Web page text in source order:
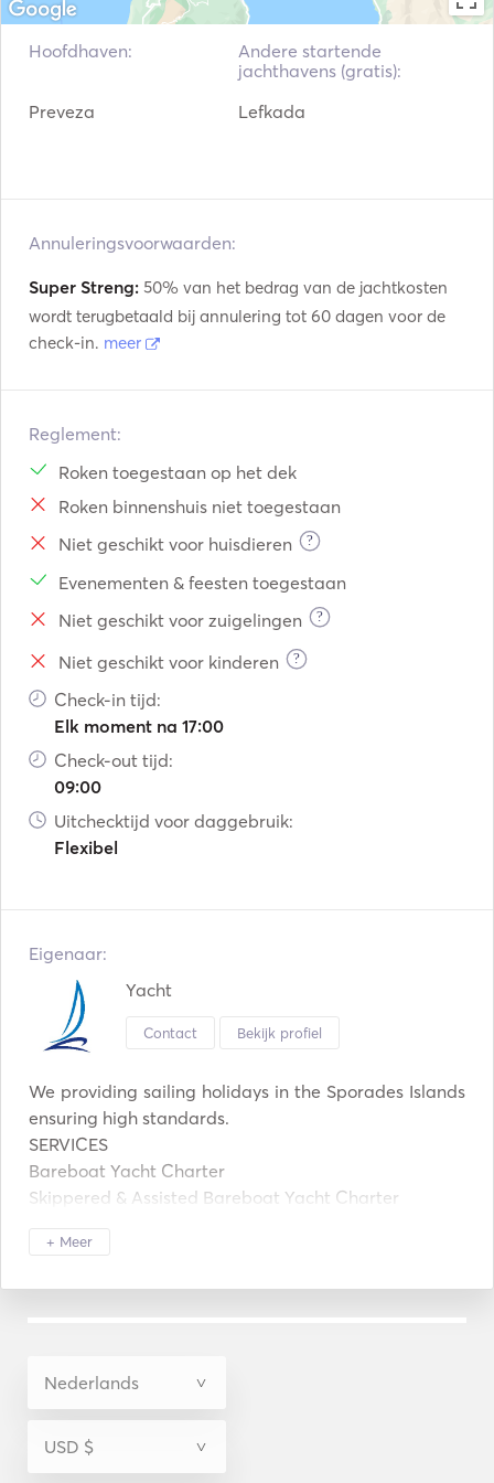
Hoofdhaven:
Preveza
Andere startende
jachthavens (gratis):
Lefkada
Annuleringsvoorwaarden:
Super Streng: 50% van het bedrag van de jachtkosten
wordt terugbetaald bij annulering tot 60 dagen voor de
check-in. meer
Reglement:
Roken toegestaan op het dek
Roken binnenshuis niet toegestaan
Niet geschikt voor huisdieren
?
Evenementen & feesten toegestaan
Niet geschikt voor zuigelingen
?
Niet geschikt voor kinderen ?
Check-in tijd:
Elk moment na 17:00
Check-out tijd:
09:00
Uitchecktijd voor daggebruik:
Flexibel
Eigenaar:
Yacht
Contact Bekijk profiel
We providing sailing holidays in the Sporades Islands
ensuring high standards.
SERVICES
Bareboat Yacht Charter
Skippered & Assisted Bareboat Yacht Charter
Sail And Stay Sailing Holidays
+ Meer